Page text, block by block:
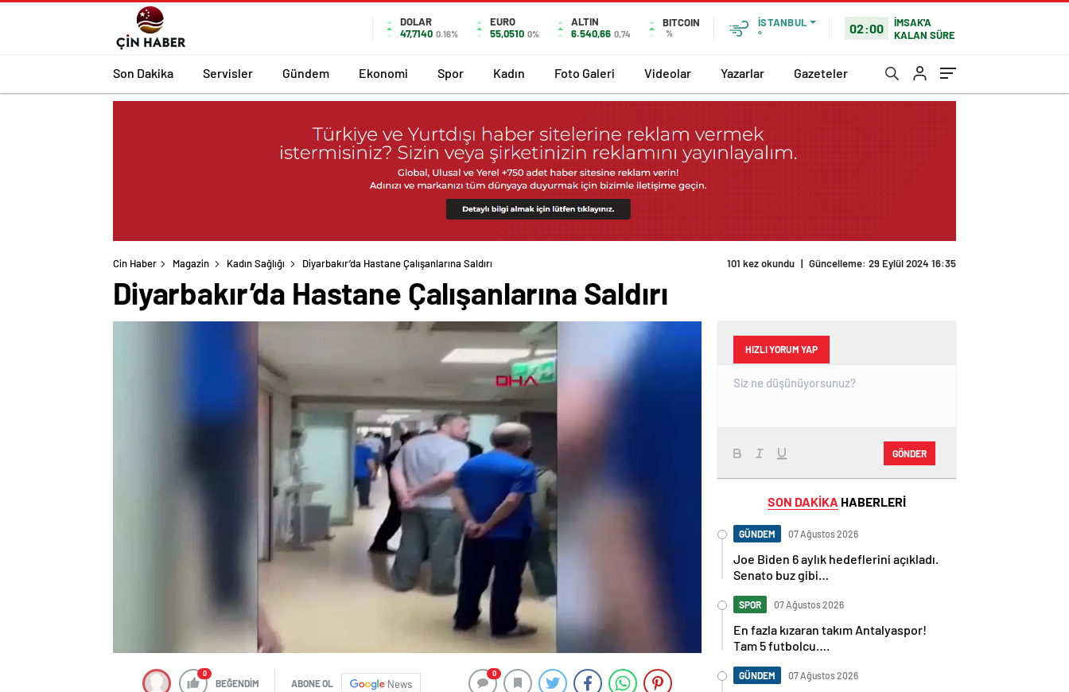
DOLAR
47,7140 0.16%
EURO
55,0510 0%
ALTIN
6.540,66 0,74
BITCOIN
%
İSTANBUL
°
02:00
İMSAK'A
KALAN SÜRE
Son Dakika Servisler Gündem Ekonomi Spor Kadın Foto Galeri Videolar Yazarlar Gazeteler
Cin Haber Magazin Kadın Sağlığı Diyarbakır’da Hastane Çalışanlarına Saldırı 101 kez okundu | Güncelleme: 29 Eylül 2024 16:35
Diyarbakır’da Hastane Çalışanlarına Saldırı
0
BEĞENDİM ABONE OL News
0
HIZLI YORUM YAP
GÖNDER
SON DAKİKA HABERLERİ
GÜNDEM 07 Ağustos 2026
Joe Biden 6 aylık hedeflerini açıkladı.
Senato buz gibi…
SPOR 07 Ağustos 2026
En fazla kızaran takım Antalyaspor!
Tam 5 futbolcu….
GÜNDEM 07 Ağustos 2026